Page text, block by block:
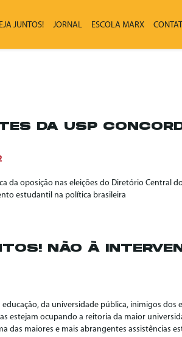
JUNTOS! JORNAL ESCOLA MARX
DA USP
da oposição nas eleições do Diretório Central
estudantil na política brasileira
NÃO À
da universidade pública, inimigos dos
estejam ocupando a reitoria da maior
das maiores e mais abrangentes assistências